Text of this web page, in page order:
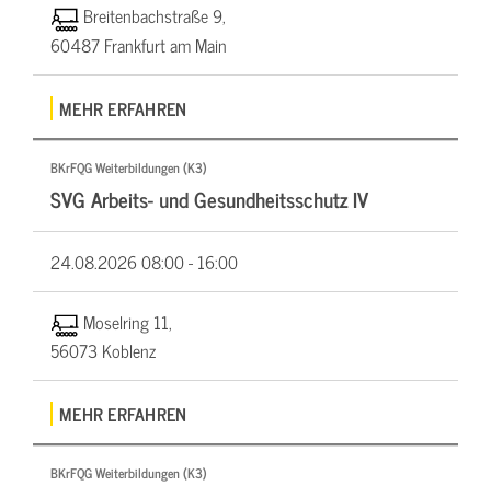
Breitenbachstraße 9,
60487 Frankfurt am Main
MEHR ERFAHREN
BKrFQG Weiterbildungen (K3)
SVG Arbeits- und Gesundheitsschutz IV
24.08.202608:00 - 16:00
Moselring 11,
56073 Koblenz
MEHR ERFAHREN
BKrFQG Weiterbildungen (K3)